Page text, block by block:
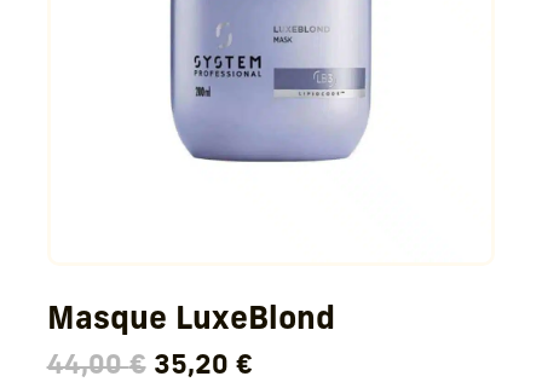
Masque LuxeBlond
44,00€ Le
35,20 €Le